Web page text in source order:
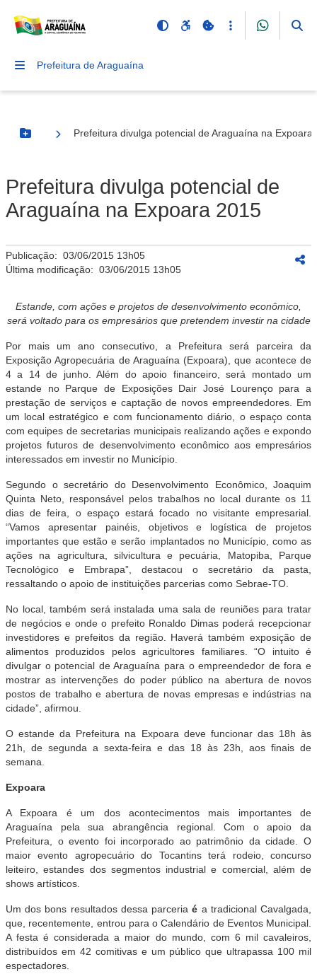
Prefeitura de Araguaína
Botão Menu
Prefeitura divulga potencial de Araguaína na Expoara
Prefeitura divulga potencial de
Araguaína na Expoara 2015
Publicação: 03/06/2015 13h05
Última modificação: 03/06/2015 13h05
Estande, com ações e projetos de desenvolvimento econômico,
será voltado para os empresários que pretendem investir na cidade
Por mais um ano consecutivo, a Prefeitura será parceira da
Exposição Agropecuária de Araguaína (Expoara), que acontece de
4 a 14 de junho. Além do apoio financeiro, será montado um
estande no Parque de Exposições Dair José Lourenço para a
prestação de serviços e captação de novos empreendedores. Em
um local estratégico e com funcionamento diário, o espaço conta
com equipes de secretarias municipais realizando ações e expondo
projetos futuros de desenvolvimento econômico aos empresários
interessados em investir no Município.
Segundo o secretário do Desenvolvimento Econômico, Joaquim
Quinta Neto, responsável pelos trabalhos no local durante os 11
dias de feira, o espaço estará focado no visitante empresarial.
“Vamos apresentar painéis, objetivos e logística de projetos
importantes que estão e serão implantados no Município, como as
ações na agricultura, silvicultura e pecuária, Matopiba, Parque
Tecnológico e Embrapa”, destacou o secretário da pasta,
ressaltando o apoio de instituições parcerias como Sebrae-TO.
No local, também será instalada uma sala de reuniões para tratar
de negócios e onde o prefeito Ronaldo Dimas poderá recepcionar
investidores e prefeitos da região. Haverá também exposição de
alimentos produzidos pelos agricultores familiares. “O intuito é
divulgar o potencial de Araguaína para o empreendedor de fora e
mostrar as intervenções do poder público na abertura de novos
postos de trabalho e abertura de novas empresas e indústrias na
cidade”, afirmou.
O estande da Prefeitura na Expoara deve funcionar das 18h às
21h, de segunda a sexta-feira e das 18 às 23h, aos finais de
semana.
Expoara
A Expoara é um dos acontecimentos mais importantes de
Araguaína pela sua abrangência regional. Com o apoio da
Prefeitura, o evento foi incorporado ao patrimônio da cidade. O
maior evento agropecuário do Tocantins terá rodeio, concurso
leiteiro, estandes dos segmentos industrial e comercial, além de
shows artísticos.
Um dos bons resultados dessa parceriaé a tradicional Cavalgada,
que, recentemente, entrou para o Calendário de Eventos Municipal.
A festa é considerada a maior do mundo, com 6 mil cavaleiros,
distribuídos em 42 comitivas e um público que ultrapassa 100 mil
espectadores.